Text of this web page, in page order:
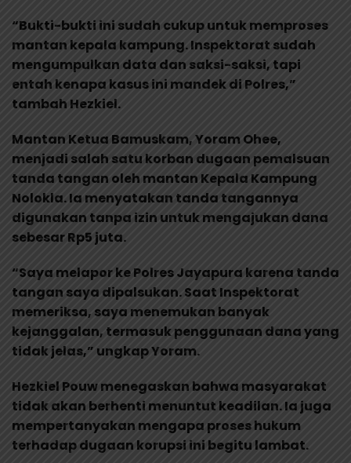
“Bukti-bukti ini sudah cukup untuk memproses
mantan kepala kampung. Inspektorat sudah
mengumpulkan data dan saksi-saksi, tapi
entah kenapa kasus ini mandek di Polres,”
tambah Hezkiel.
Mantan Ketua Bamuskam, Yoram Ohee,
menjadi salah satu korban dugaan pemalsuan
tanda tangan oleh mantan Kepala Kampung
Nolokla. Ia menyatakan tanda tangannya
digunakan tanpa izin untuk mengajukan dana
sebesar Rp5 juta.
“Saya melapor ke Polres Jayapura karena tanda
tangan saya dipalsukan. Saat Inspektorat
memeriksa, saya menemukan banyak
kejanggalan, termasuk penggunaan dana yang
tidak jelas,” ungkap Yoram.
Hezkiel Pouw menegaskan bahwa masyarakat
tidak akan berhenti menuntut keadilan. Ia juga
mempertanyakan mengapa proses hukum
terhadap dugaan korupsi ini begitu lambat.